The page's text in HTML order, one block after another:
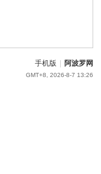
手机版 阿波罗网
GMT+8, 2026-8-7 13:26